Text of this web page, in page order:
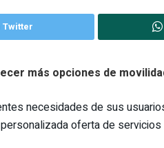
Twitter
más opciones de
necesidades de sus
oferta de